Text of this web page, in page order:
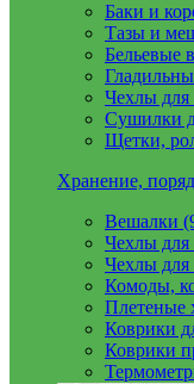
Баки и
Тазы и
Бельевые
Чехлы для
Сушилки
Щетки,
Хранение,
Вешалки
Чехлы
Чехлы для
Комоды,
Плетеные
Коврики
Коврики